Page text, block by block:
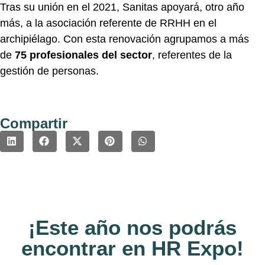
Tras su unión en el 2021, Sanitas apoyará, otro año
más, a la asociación referente de RRHH en el
archipiélago. Con esta renovación agrupamos a más
de 75 profesionales del sector, referentes de la
gestión de personas.
Compartir
¡Este año nos podrás
encontrar en HR Expo!